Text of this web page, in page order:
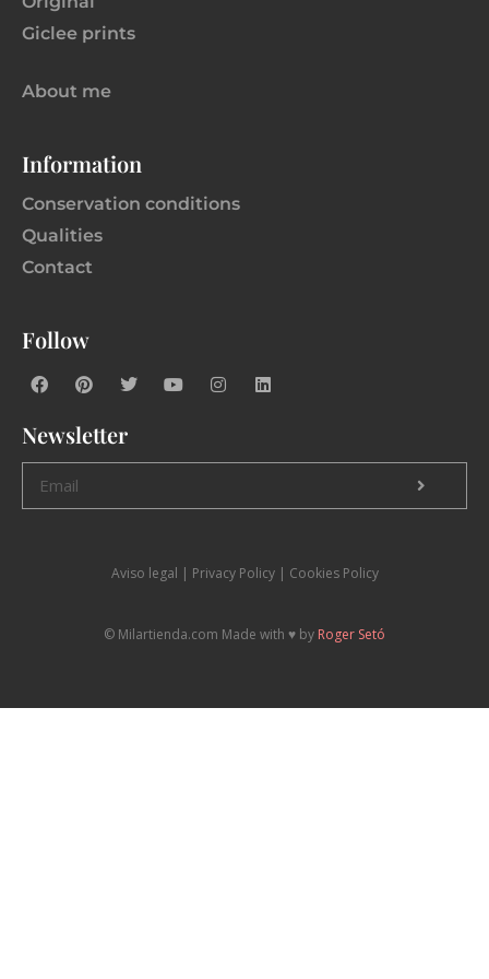
Giclee prints
About me
Information
Conservation conditions
Qualities
Contact
Follow
Newsletter
Aviso legal | Privacy Policy | Cookies Policy
© Milartienda.com Made with ♥️ by Roger Setó